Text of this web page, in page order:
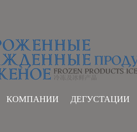
КОМПАНИИ ДЕГУСТАЦИИ